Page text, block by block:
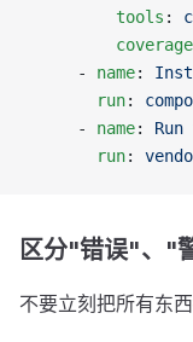
          tools
:
          coverage
      -
name:
        run
:
      -
name:
        run
:
区分"错误"、"
不要立刻把所有东